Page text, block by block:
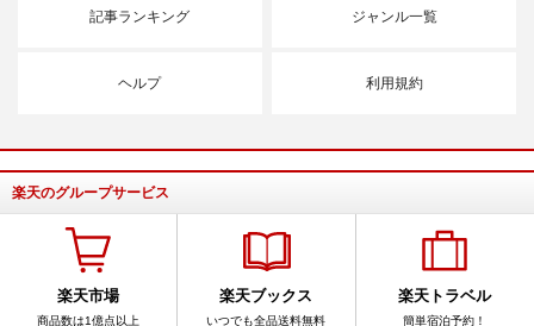
記事ランキング ジャンル一覧
ヘルプ 利用規約
楽天のグループサービス
楽天市場
商品数は1億点以上
楽天ブックス
いつでも全品送料無料
楽天トラベル
簡単宿泊予約！